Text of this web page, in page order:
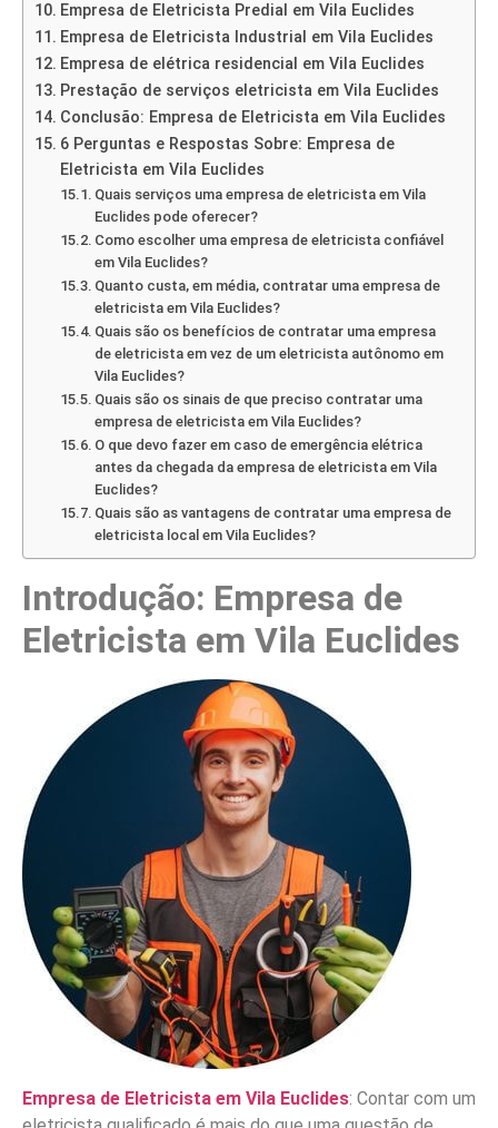
Empresa de Eletricista Predial em Vila Euclides
Empresa de Eletricista Industrial em Vila Euclides
Empresa de elétrica residencial em Vila Euclides
Prestação de serviços eletricista em Vila Euclides
Conclusão: Empresa de Eletricista em Vila Euclides
6 Perguntas e Respostas Sobre: Empresa de
Eletricista em Vila Euclides
Quais serviços uma empresa de eletricista em Vila
Euclides pode oferecer?
Como escolher uma empresa de eletricista confiável
em Vila Euclides?
Quanto custa, em média, contratar uma empresa de
eletricista em Vila Euclides?
Quais são os benefícios de contratar uma empresa
de eletricista em vez de um eletricista autônomo em
Vila Euclides?
Quais são os sinais de que preciso contratar uma
empresa de eletricista em Vila Euclides?
O que devo fazer em caso de emergência elétrica
antes da chegada da empresa de eletricista em Vila
Euclides?
Quais são as vantagens de contratar uma empresa de
eletricista local em Vila Euclides?
Introdução: Empresa de
Eletricista em Vila Euclides
Empresa de Eletricista em Vila Euclides: Contar com um